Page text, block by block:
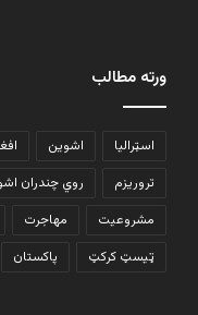
ورته مطالب
اسټرالیا اشوین
تروریزم
روي چندران
مشروعیت
مهاجرت
ټیسټ کرکټ
پاکستان